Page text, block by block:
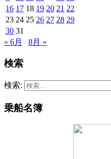
16 17 18 19 20 21 22
23 24 25 26 27 28 29
30 31
« 6月
8月 »
検索
検索:
乗船名簿